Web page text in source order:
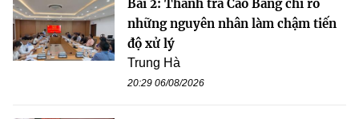
Bài 2: Thanh tra Cao Bằng chỉ rõ
những nguyên nhân làm chậm tiến
độ xử lý
Trung Hà
20:29 06/08/2026